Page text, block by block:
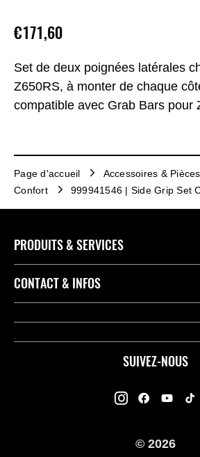
Set de deux poignées latérales
Z650RS, à monter de chaque
compatible avec Grab Bars pour
€171,60
Page d'accueil Accessoires & Pièces
Confort
999941546 | Side Grip Set
SUIVEZ-NOUS
PRODUITS & SERVICES
Accessoires & Pièces
Concessionnaires
CONTACT & INFOS
Contact
© 2026